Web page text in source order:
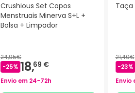
Crushious Set Copos
Menstruais Minerva S+L +
Bolsa + Limpador
24,95€
-25% 18,69 €
Envio em 24-72h
Taça
21,40€
-23%
Envio